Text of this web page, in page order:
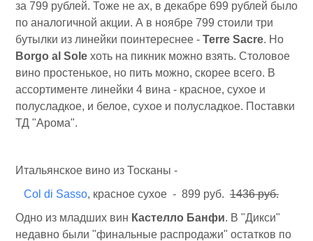
за 799 рублей. Тоже не ах, в декабре 699 рублей было
по аналогичной акции. А в ноябре 799 стоили три
бутылки из линейки поинтереснее - Terre Sacre. Но
Borgo al Sole хоть на пикник можно взять. Столовое
вино простенькое, но пить можно, скорее всего. В
ассортименте линейки 4 вина - красное, сухое и
полусладкое, и белое, сухое и полусладкое. Поставки
ТД "Арома".
Итальянское вино из Тосканы -
Col di Sasso, красное сухое - 899 руб. 1436 руб.
Одно из младших вин Кастелло Банфи. В "Дикси"
недавно были "финальные распродажи" остатков по